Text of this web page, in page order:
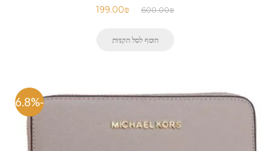
600.00₪
199.00₪
הוסף לסל הקניות
-66.8%